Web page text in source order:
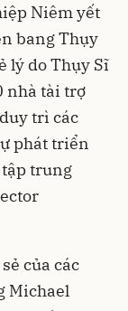
Niêm yết
bang Thụy
lý do Thụy Sĩ
nhà tài trợ
trì các
phát triển
trung
của các
Michael